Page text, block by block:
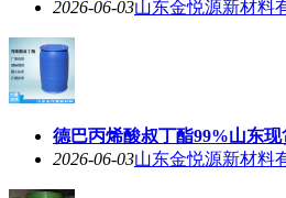
2026-06-03山东金悦源新材料
德巴丙烯酸叔丁酯99%山东现
2026-06-03山东金悦源新材料